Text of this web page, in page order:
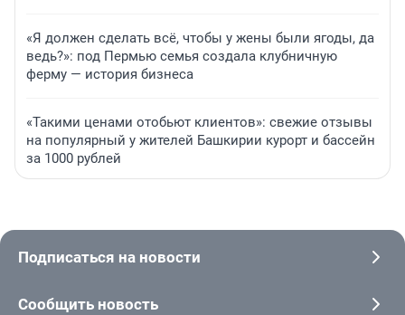
«Я должен сделать всё, чтобы у жены были ягоды, да
ведь?»: под Пермью семья создала клубничную
ферму — история бизнеса
«Такими ценами отобьют клиентов»: свежие отзывы
на популярный у жителей Башкирии курорт и бассейн
за 1000 рублей
Подписаться на новости
Сообщить новость